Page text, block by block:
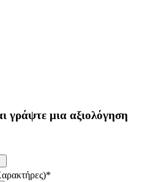
γράψτε μια αξιολόγηση
*